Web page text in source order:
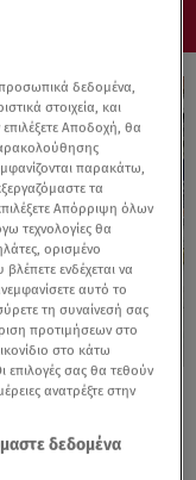
δεδομένα,
στοιχεία, και
Αποδοχή, θα
παρακάτω,
τα
Απόρριψη όλων
τεχνολογίες θα
ορισμένο
ενδέχεται να
αυτό το
τη συναίνεσή σας
προτιμήσεων στο
στο κάτω
επιλογές σας θα τεθούν
ανατρέξτε στην
δεδομένα